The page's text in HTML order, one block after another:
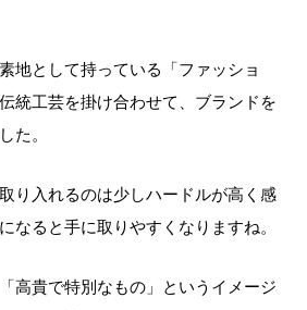
地として持っている「ファッショ
統工芸を掛け合わせて、ブランドを
た。
り入れるのは少しハードルが高く感
なると手に取りやすくなりますね。
高貴で特別なもの」というイメージ